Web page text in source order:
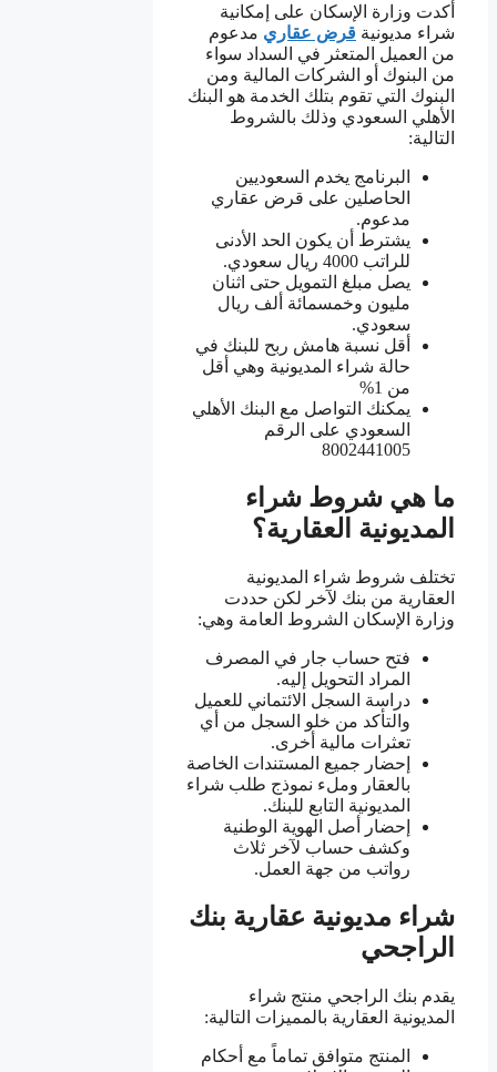
أكدت وزارة الإسكان على إمكانية
شراء مديونية قرض عقاري مدعوم
من العميل المتعثر في السداد سواء
من البنوك أو الشركات المالية ومن
البنوك التي تقوم بتلك الخدمة هو البنك
الأهلي السعودي وذلك بالشروط
التالية:
البرنامج يخدم السعوديين
الحاصلين على قرض عقاري
مدعوم.
يشترط أن يكون الحد الأدنى
للراتب 4000 ريال سعودي.
يصل مبلغ التمويل حتى اثنان
مليون وخمسمائة ألف ريال
سعودي.
أقل نسبة هامش ربح للبنك في
حالة شراء المديونية وهي أقل
من 1%
يمكنك التواصل مع البنك الأهلي
السعودي على الرقم
8002441005
ما هي شروط شراء
المديونية العقارية؟
تختلف شروط شراء المديونية
العقارية من بنك لآخر لكن حددت
وزارة الإسكان الشروط العامة وهي:
فتح حساب جار في المصرف
المراد التحويل إليه.
دراسة السجل الائتماني للعميل
والتأكد من خلو السجل من أي
تعثرات مالية أخرى.
إحضار جميع المستندات الخاصة
بالعقار وملء نموذج طلب شراء
المديونية التابع للبنك.
إحضار أصل الهوية الوطنية
وكشف حساب لآخر ثلاث
رواتب من جهة العمل.
شراء مديونية عقارية بنك
الراجحي
يقدم بنك الراجحي منتج شراء
المديونية العقارية بالمميزات التالية:
المنتج متوافق تماماً مع أحكام